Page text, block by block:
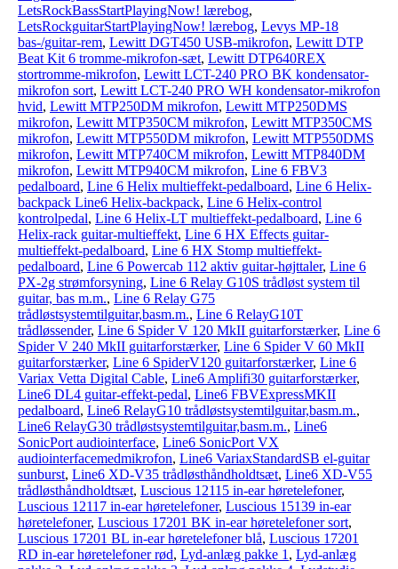
LetsRockBassStartPlayingNow! lærebog,
LetsRockguitarStartPlayingNow! lærebog, Levys MP-18
bas-/guitar-rem, Lewitt DGT450 USB-mikrofon, Lewitt DTP
Beat Kit 6 tromme-mikrofon-sæt, Lewitt DTP640REX
stortromme-mikrofon, Lewitt LCT-240 PRO BK kondensator-
mikrofon sort, Lewitt LCT-240 PRO WH kondensator-mikrofon
hvid, Lewitt MTP250DM mikrofon, Lewitt MTP250DMS
mikrofon, Lewitt MTP350CM mikrofon, Lewitt MTP350CMS
mikrofon, Lewitt MTP550DM mikrofon, Lewitt MTP550DMS
mikrofon, Lewitt MTP740CM mikrofon, Lewitt MTP840DM
mikrofon, Lewitt MTP940CM mikrofon, Line 6 FBV3
pedalboard, Line 6 Helix multieffekt-pedalboard, Line 6 Helix-
backpack Line6 Helix-backpack, Line 6 Helix-control
kontrolpedal, Line 6 Helix-LT multieffekt-pedalboard, Line 6
Helix-rack guitar-multieffekt, Line 6 HX Effects guitar-
multieffekt-pedalboard, Line 6 HX Stomp multieffekt-
pedalboard, Line 6 Powercab 112 aktiv guitar-højttaler, Line 6
PX-2g strømforsyning, Line 6 Relay G10S trådløst system til
guitar, bas m.m., Line 6 Relay G75
trådløstsystemtilguitar,basm.m., Line 6 RelayG10T
trådløssender, Line 6 Spider V 120 MkII guitarforstærker, Line 6
Spider V 240 MkII guitarforstærker, Line 6 Spider V 60 MkII
guitarforstærker, Line 6 SpiderV120 guitarforstærker, Line 6
Variax Vetta Digital Cable, Line6 Amplifi30 guitarforstærker,
Line6 DL4 guitar-effekt-pedal, Line6 FBVExpressMKII
pedalboard, Line6 RelayG10 trådløstsystemtilguitar,basm.m.,
Line6 RelayG30 trådløstsystemtilguitar,basm.m., Line6
SonicPort audiointerface, Line6 SonicPort VX
audiointerfacemedmikrofon, Line6 VariaxStandardSB el-guitar
sunburst, Line6 XD-V35 trådløsthåndholdtsæt, Line6 XD-V55
trådløsthåndholdtsæt, Luscious 12115 in-ear høretelefoner,
Luscious 12117 in-ear høretelefoner, Luscious 15139 in-ear
høretelefoner, Luscious 17201 BK in-ear høretelefoner sort,
Luscious 17201 BL in-ear høretelefoner blå, Luscious 17201
RD in-ear høretelefoner rød, Lyd-anlæg pakke 1 , Lyd-anlæg